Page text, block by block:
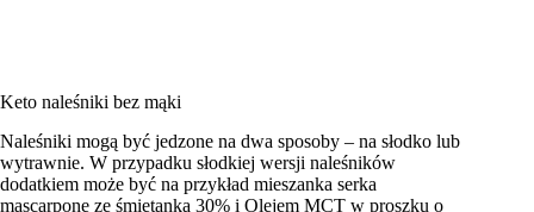
Keto naleśniki bez mąki
Naleśniki mogą być jedzone na dwa sposoby – na słodko lub
wytrawnie. W przypadku słodkiej wersji naleśników
dodatkiem może być na przykład mieszanka serka
mascarpone ze śmietanką 30% i Olejem MCT w proszku o